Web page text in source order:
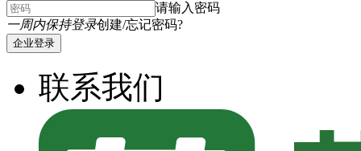
请输入密码
一周内保持登录创建/忘记密码?
企业登录
联系我们